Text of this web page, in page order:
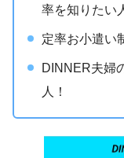
率を知りたい
定率お小遣い
DINNER夫婦
人！